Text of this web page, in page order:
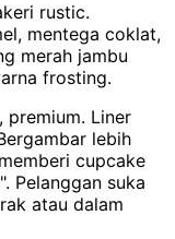
rustic.
mentega coklat,
merah jambu
frosting.
premium. Liner
lebih
cupcake
Pelanggan suka
atau dalam